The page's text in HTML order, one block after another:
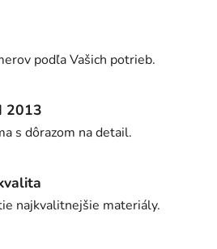
podľa Vašich potrieb.
2013
s dôrazom na detail.
najkvalitnejšie materiály.